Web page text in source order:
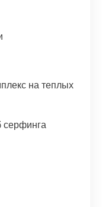
на теплых
серфинга